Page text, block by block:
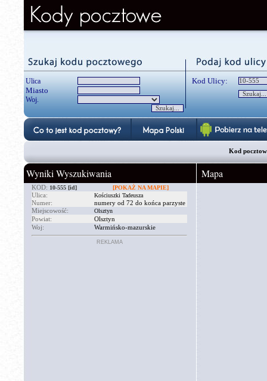
Ulica
Miasto
Woj.
Kod Ulicy:
Kod
Wyniki Wyszukiwania
KOD: 10-555 [id] [POKAŻ NA MAPIE]
Ulica: Kościuszki Tadeusza
Numer:
numery od 72 do końca parzyste
Miejscowość:
Olsztyn
Powiat:
Olsztyn
Woj:
Warmińsko-mazurskie
REKLAMA
Mapa